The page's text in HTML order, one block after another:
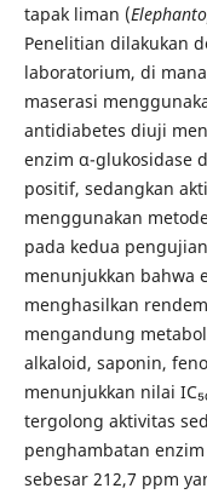
tapak liman (
Penelitian dilakukan
laboratorium, di
maserasi
antidiabetes diuji
enzim α-glukosidase
positif, sedangkan
menggunakan
pada kedua
menunjukkan bahwa
menghasilkan
mengandung
alkaloid, saponin,
menunjukkan nilai
tergolong aktivitas
penghambatan
sebesar 212,7 ppm